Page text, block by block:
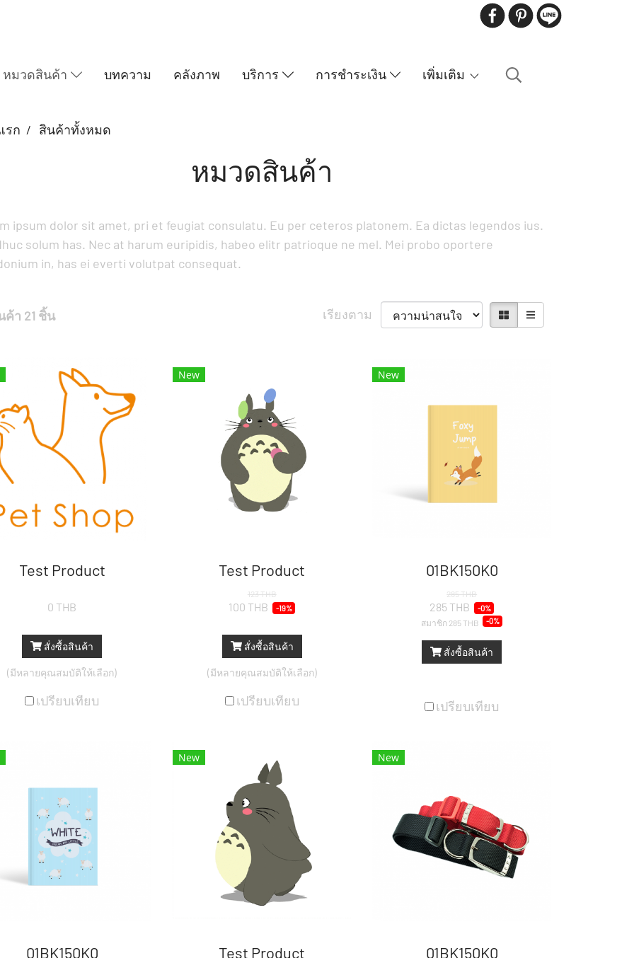
หมวดสินค้า บทความ คลังภาพ บริการ การชำระเงิน เพิ่มเติม
รก สินค้าทั้งหมด
หมวดสินค้า
ipsum dolor sit amet, pri et feugiat consulatu. Eu per ceteros platonem. Ea dictas legendos ius.
solum has. Nec at harum euripidis, habeo elitr patrioque ne mel. Mei probo oportere
in, has ei everti volutpat consequat.
า 21 ชิ้น เรียงตาม
Test Product
0 THB
สั่งซื้อสินค้า
(มีหลายคุณสมบัติให้เลือก)
เปรียบเทียบ
New
Test Product
123 THB
100 THB -19%
สั่งซื้อสินค้า
(มีหลายคุณสมบัติให้เลือก)
เปรียบเทียบ
New
01BK150K0
285 THB
285 THB -0%
สมาชิก 285 THB -0%
สั่งซื้อสินค้า
เปรียบเทียบ
01BK150K0
New
Test Product
New
01BK150K0